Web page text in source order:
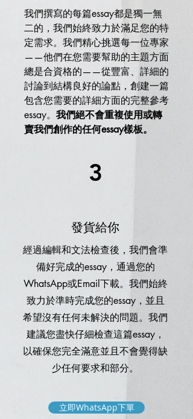
我們撰寫的每篇essay都是獨一無
二的，我們始終致力於滿足您的特
定需求。我們精心挑選每一位專家
——他們在您需要幫助的主題方面
總是合資格的——從豐富、詳細的
討論到結構良好的論點，創建一篇
包含您需要的詳細方面的完整參考
essay。 我們絕不會重複使用或轉
賣我們創作的任何essay樣板。
3
發貨給你
經過編輯和文法檢查後，我們會準
備好完成的essay，通過您的
WhatsApp或Email下載。我們始終
致力於準時完成您的essay，並且
希望沒有任何未解決的問題。我們
建議您盡快仔細檢查這篇essay，
以確保您完全滿意並且不會覺得缺
少任何要求和部分。
立即WhatsApp下單